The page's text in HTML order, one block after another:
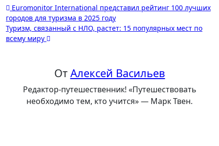
Навигация
по
записям
Euromonitor International представил рейтинг 100 лучших
городов для туризма в 2025 году
Туризм, связанный с НЛО, растет: 15 популярных мест по
всему миру
От Алексей Васильев
Редактор-путешественник! «Путешествовать
необходимо тем, кто учится» — Марк Твен.